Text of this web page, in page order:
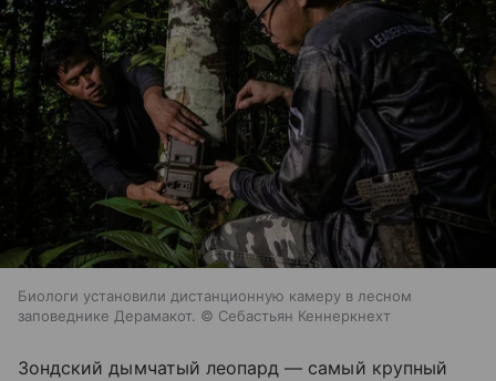
Биологи установили дистанционную камеру в лесном
заповеднике Дерамакот. © Себастьян Кеннеркнехт
Зондский дымчатый леопард — самый крупный